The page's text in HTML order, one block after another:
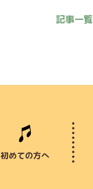
記事一覧
初めての方へ